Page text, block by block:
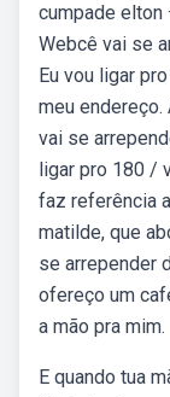
cumpade elton
Webcê vai se
Eu vou ligar
meu endereço.
vai se
ligar pro 180 /
faz referência
matilde, que
se arrepender
ofereço um
a mão pra mim.
E quando tua